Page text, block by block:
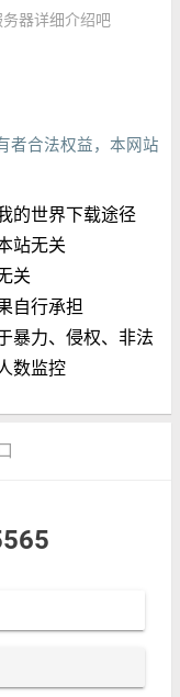
器详细介绍吧
者合法权益，本网站
的世界下载途径
站无关
关
自行承担
暴力、侵权、非法
数监控